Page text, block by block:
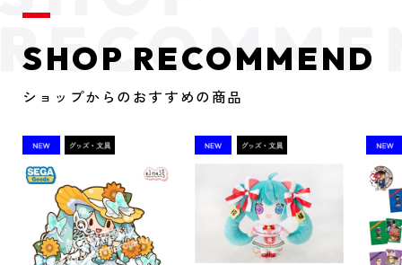
SHOP RECOMMEND
ショップからのおすすめの商品